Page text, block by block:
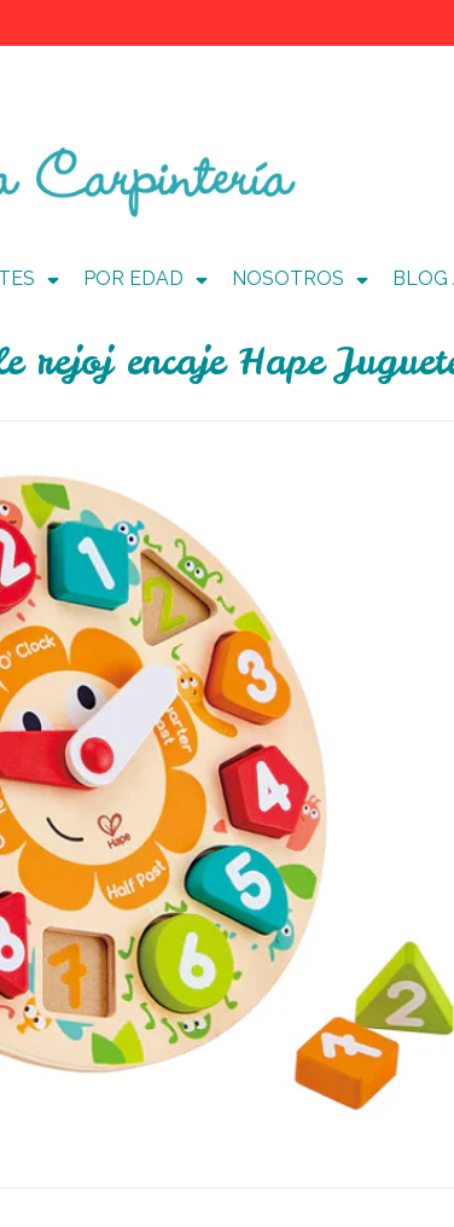
POR EDAD NOSOTROS BLOG
rejoj encaje Hape